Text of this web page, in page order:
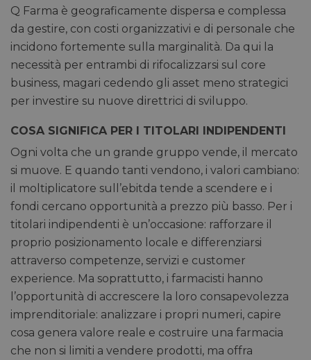
Q Farma è geograficamente dispersa e complessa
da gestire, con costi organizzativi e di personale che
incidono fortemente sulla marginalità. Da qui la
necessità per entrambi di rifocalizzarsi sul core
business, magari cedendo gli asset meno strategici
per investire su nuove direttrici di sviluppo.
COSA SIGNIFICA PER I TITOLARI INDIPENDENTI
Ogni volta che un grande gruppo vende, il mercato
si muove. E quando tanti vendono, i valori cambiano:
il moltiplicatore sull’ebitda tende a scendere e i
fondi cercano opportunità a prezzo più basso. Per i
titolari indipendenti è un’occasione: rafforzare il
proprio posizionamento locale e differenziarsi
attraverso competenze, servizi e customer
experience. Ma soprattutto, i farmacisti hanno
l’opportunità di accrescere la loro consapevolezza
imprenditoriale: analizzare i propri numeri, capire
cosa genera valore reale e costruire una farmacia
che non si limiti a vendere prodotti, ma offra